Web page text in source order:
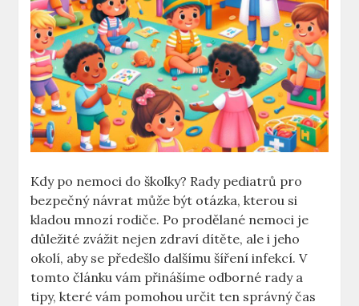
Kdy po nemoci do školky? Rady pediatrů pro
bezpečný návrat může být otázka, kterou si
kladou mnozí rodiče. Po prodělané nemoci je
důležité zvážit nejen zdraví dítěte, ale i jeho
okolí, aby se předešlo dalšímu šíření infekcí. V
tomto článku vám přinášíme odborné rady a
tipy, které vám pomohou určit ten správný čas